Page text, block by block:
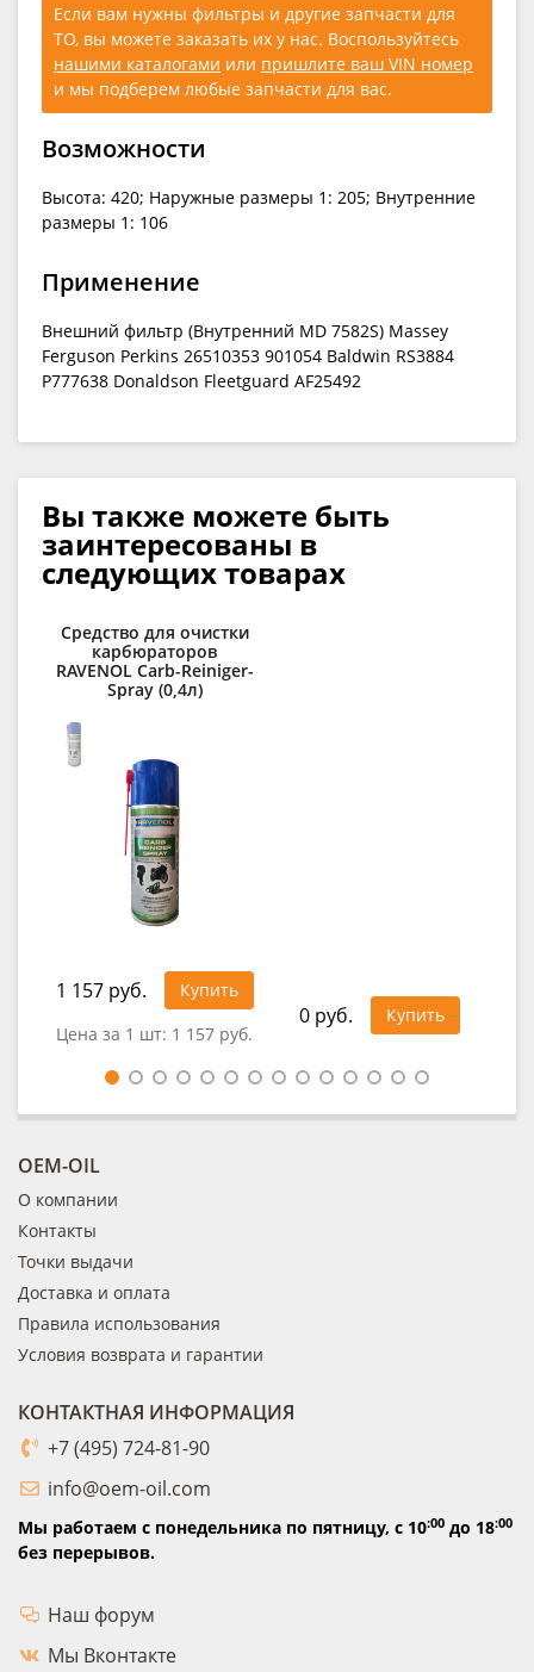
Если вам нужны фильтры и другие запчасти для
ТО, вы можете заказать их у нас. Воспользуйтесь
нашими каталогами или пришлите ваш VIN номер
и мы подберем любые запчасти для вас.
Возможности
Высота: 420; Наружные размеры 1: 205; Внутренние
размеры 1: 106
Применение
Внешний фильтр (Внутренний MD 7582S) Massey
Ferguson Perkins 26510353 901054 Baldwin RS3884
P777638 Donaldson Fleetguard AF25492
Вы также можете быть
заинтересованы в
следующих товарах
Средство для очистки
карбюраторов
RAVENOL Carb-Reiniger-
Spray (0,4л)
1 157 руб.
Купить
Цена за 1 шт: 1 157 руб.
0 руб. Купить
OEM-OIL
О компании
Контакты
Точки выдачи
Доставка и оплата
Правила использования
Условия возврата и гарантии
КОНТАКТНАЯ ИНФОРМАЦИЯ
+7 (495) 724-81-90
info@oem-oil.com
Мы работаем с понедельника по пятницу, с 10:00 до 18:00
без перерывов.
Наш форум
Мы Вконтакте